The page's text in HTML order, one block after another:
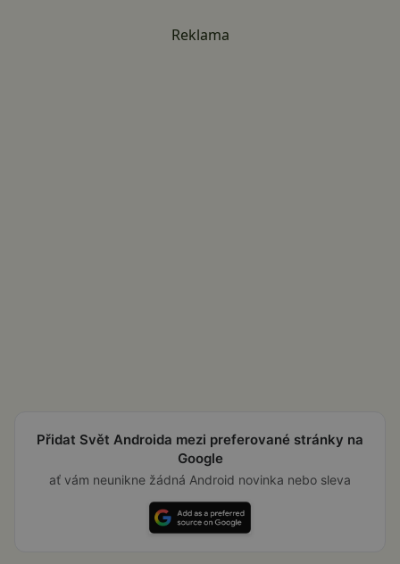
Reklama
Přidat Svět Androida mezi preferované stránky na
Google
ať vám neunikne žádná Android novinka nebo sleva